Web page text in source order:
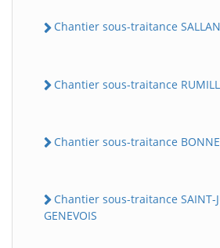
Chantier sous-traitance
Chantier sous-traitance
Chantier sous-traitance
Chantier sous-traitance SAINT-
GENEVOIS